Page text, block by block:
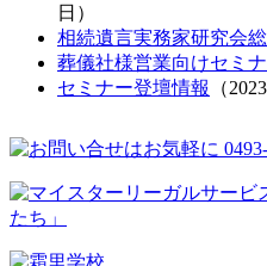
日 ）
相続遺言実務家研究会
葬儀社様営業向けセミ
セミナー登壇情報
（